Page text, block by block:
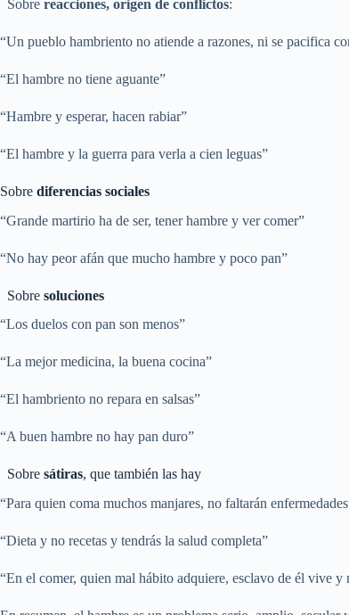
Sobre reacciones, origen de conflictos:
“Un pueblo hambriento no atiende a razones, ni se pacifica
“El hambre no tiene aguante”
“Hambre y esperar, hacen rabiar”
“El hambre y la guerra para verla a cien leguas”
Sobre diferencias sociales
“Grande martirio ha de ser, tener hambre y ver comer”
“No hay peor afán que mucho hambre y poco pan”
Sobre soluciones
“Los duelos con pan son menos”
“La mejor medicina, la buena cocina”
“El hambriento no repara en salsas”
“A buen hambre no hay pan duro”
Sobre sátiras, que también las hay
“Para quien coma muchos manjares, no faltarán
“Dieta y no recetas y tendrás la salud completa”
“En el comer, quien mal hábito adquiere, esclavo de él vive y